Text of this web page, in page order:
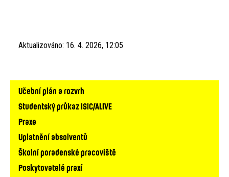
Aktualizováno: 16. 4. 2026, 12:05
Hlavní
navigace
Učební plán a rozvrh
Studentský průkaz ISIC/ALIVE
Praxe
Uplatnění absolventů
Školní poradenské pracoviště
Poskytovatelé praxí